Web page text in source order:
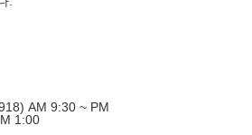
AM 9:30 ~ PM
1:00